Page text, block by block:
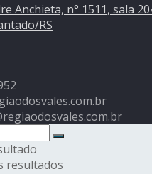
Anchieta, n° 1511, sala
RS
resultados